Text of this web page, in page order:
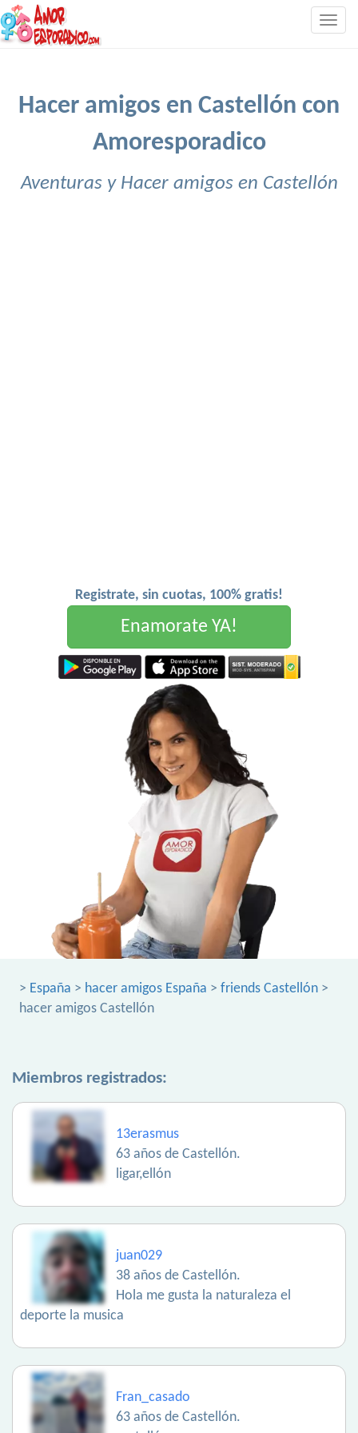
Hacer amigos en Castellón con
Amoresporadico
Aventuras y Hacer amigos en Castellón
Registrate, sin cuotas, 100% gratis!
Enamorate YA!
> España > hacer amigos España > friends Castellón >
hacer amigos Castellón
Miembros registrados:
13erasmus
63 años de Castellón.
ligar,ellón
juan029
38 años de Castellón.
Hola me gusta la naturaleza el
deporte la musica
Fran_casado
63 años de Castellón.